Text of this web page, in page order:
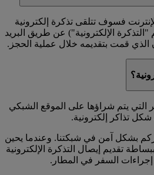
فسوف تتلقى تذكرة إلكترونية
"التذكرة الإلكترونية") عن طريق البريد
الذي قمت بتقديمه خلال عملية الحجز.
التي يتم شراؤها على الموقع الشبكي
تذاكر إلكترونية.
بشكل آمن في شبكتنا. وعندما يحين
تقديم إيصال التذكرة الإلكترونية
إجراءات السفر في المطار.